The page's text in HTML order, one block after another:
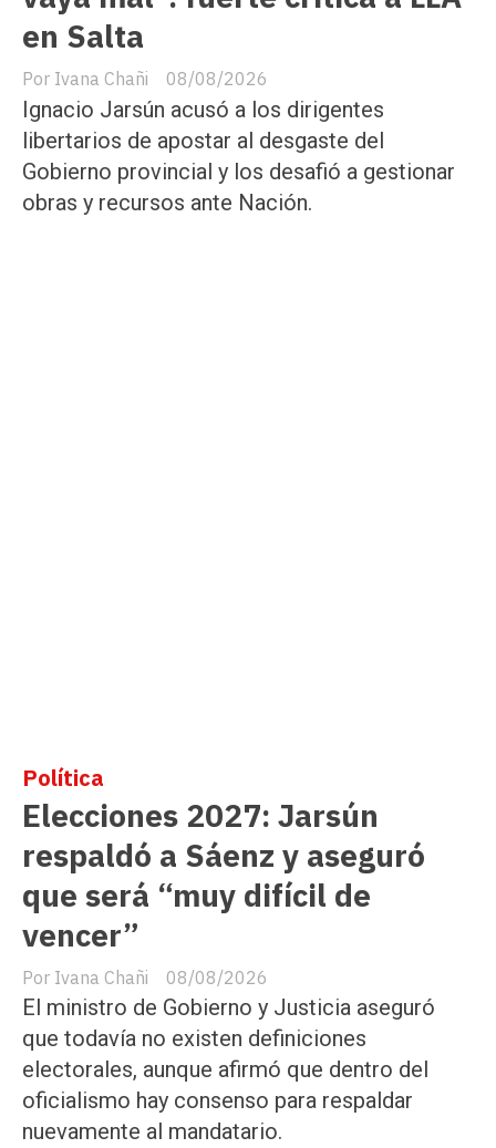
en Salta
Ivana Chañi 08/08/2026
Ignacio Jarsún acusó a los dirigentes
libertarios de apostar al desgaste del
Gobierno provincial y los desafió a gestionar
obras y recursos ante Nación.
Elecciones 2027: Jarsún
respaldó a Sáenz y aseguró
que será “muy difícil de
vencer”
Ivana Chañi
Política
08/08/2026
El ministro de Gobierno y Justicia aseguró
que todavía no existen definiciones
electorales, aunque afirmó que dentro del
oficialismo hay consenso para respaldar
nuevamente al mandatario.